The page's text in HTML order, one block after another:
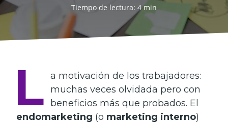
Tiempo de lectura: 4 min
L a motivación de los trabajadores:
muchas veces olvidada pero con
beneficios más que probados. El
endomarketing (o marketing interno)